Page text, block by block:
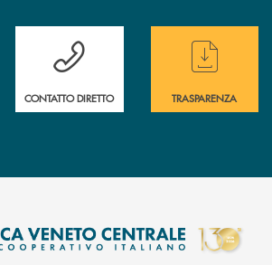
a teHai bisogno di assistenza immediata ?
CONTATTO DIRETTO
Hai bisogno di
TRASPARENZA